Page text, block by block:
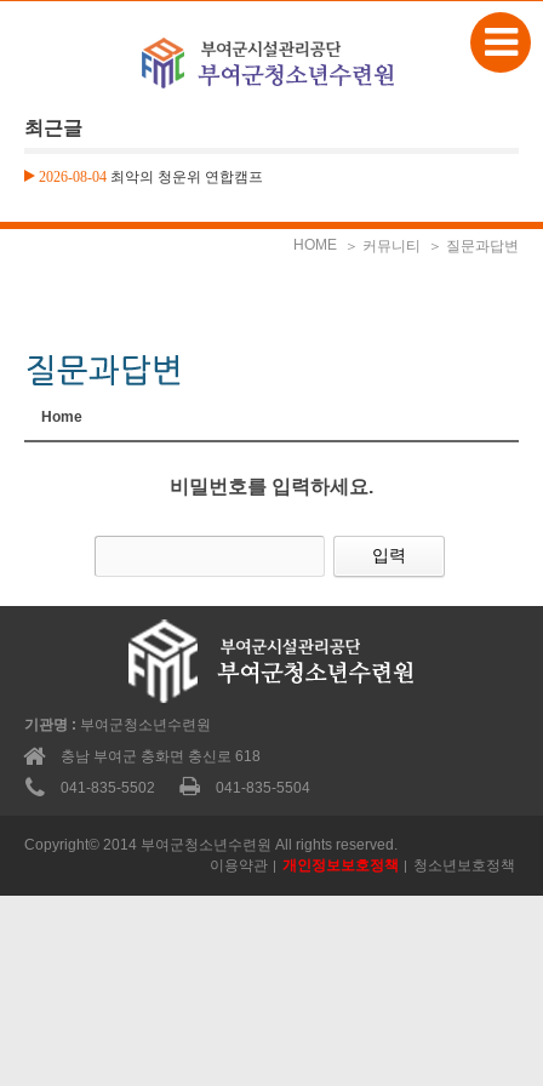
최근글
2026-08-04 최악의 청운위 연합캠프
HOME ＞ 커뮤니티 ＞ 질문과답변
Home
비밀번호를 입력하세요.
기관명 : 부여군청소년수련원
충남 부여군 충화면 충신로 618
041-835-5502
041-835-5504
Copyright© 2014 부여군청소년수련원 All rights reserved.
이용약관
개인정보보호정책 청소년보호정책